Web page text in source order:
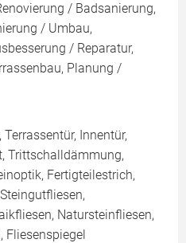
/ Badsanierung,
/ Umbau,
/ Reparatur,
Planung /
Innentür,
Trittschalldämmung,
Fertigteilestrich,
Natursteinfliesen,
Fliesenspiegel